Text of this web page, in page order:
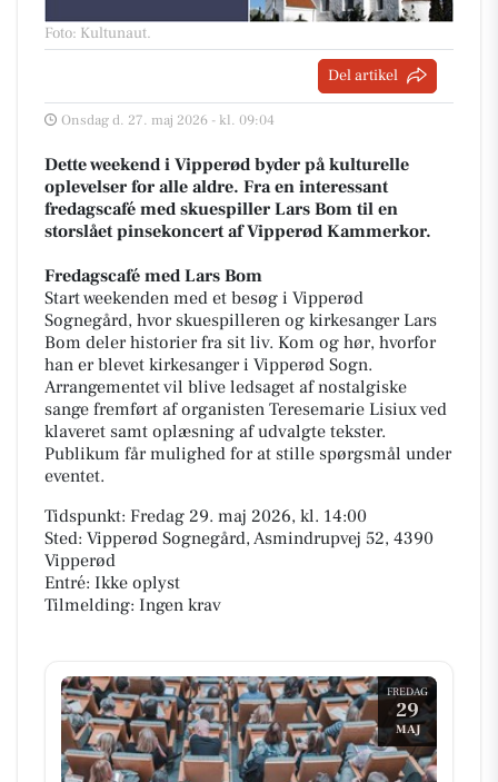
Foto: Kultunaut.
Del artikel
Onsdag d. 27. maj 2026 - kl. 09:04
Dette weekend i Vipperød byder på kulturelle
oplevelser for alle aldre. Fra en interessant
fredagscafé med skuespiller Lars Bom til en
storslået pinsekoncert af Vipperød Kammerkor.
Fredagscafé med Lars Bom
Start weekenden med et besøg i Vipperød
Sognegård, hvor skuespilleren og kirkesanger Lars
Bom deler historier fra sit liv. Kom og hør, hvorfor
han er blevet kirkesanger i Vipperød Sogn.
Arrangementet vil blive ledsaget af nostalgiske
sange fremført af organisten Teresemarie Lisiux ved
klaveret samt oplæsning af udvalgte tekster.
Publikum får mulighed for at stille spørgsmål under
eventet.
Tidspunkt: Fredag 29. maj 2026, kl. 14:00
Sted: Vipperød Sognegård, Asmindrupvej 52, 4390
Vipperød
Entré: Ikke oplyst
Tilmelding: Ingen krav
FREDAG
29
MAJ